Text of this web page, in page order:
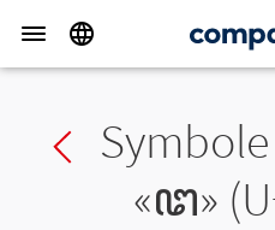
Previous char
«ꦜ»